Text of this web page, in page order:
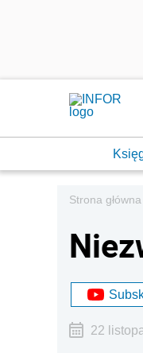
Strona główna
22